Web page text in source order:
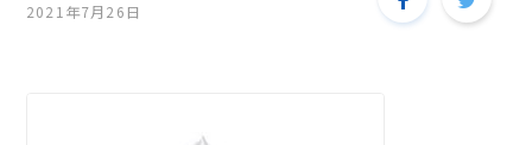
2021年7月26日